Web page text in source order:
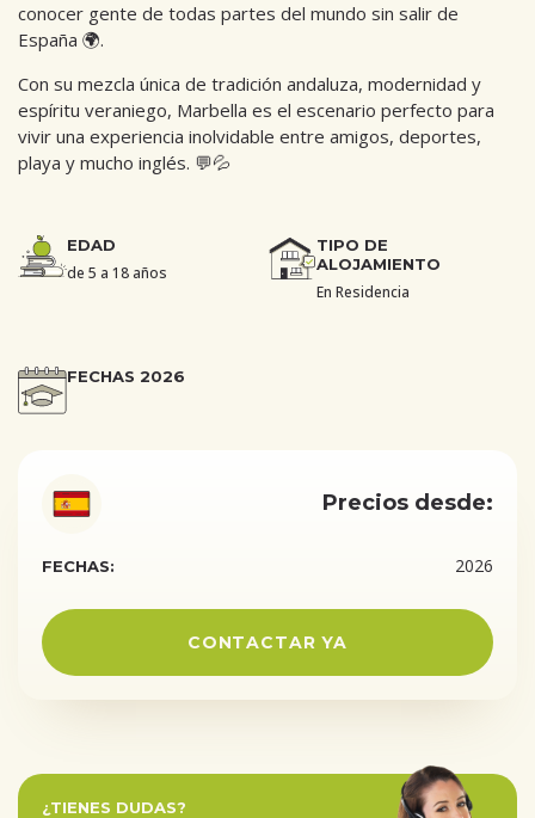
conocer gente de todas partes del mundo sin salir de
España 🌍.
Con su mezcla única de tradición andaluza, modernidad y
espíritu veraniego, Marbella es el escenario perfecto para
vivir una experiencia inolvidable entre amigos, deportes,
playa y mucho inglés. 💬💦
EDAD
de 5 a 18 años
TIPO DE
ALOJAMIENTO
En Residencia
FECHAS 2026
Precios desde:
FECHAS: 2026
CONTACTAR YA
¿TIENES DUDAS?